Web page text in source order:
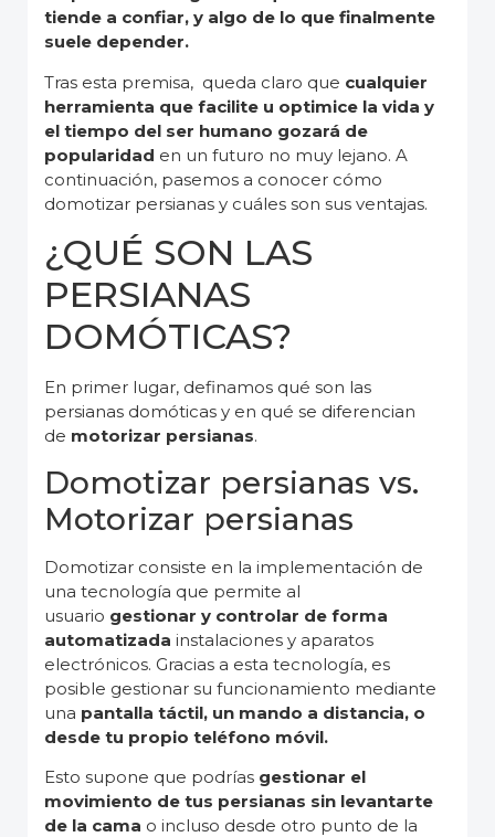
tiende a confiar, y algo de lo que finalmente
suele depender.
Tras esta premisa, queda claro que cualquier
herramienta que facilite u optimice la vida y
el tiempo del ser humano gozará de
popularidad en un futuro no muy lejano. A
continuación, pasemos a conocer cómo
domotizar persianas y cuáles son sus ventajas.
¿QUÉ SON LAS
PERSIANAS
DOMÓTICAS?
En primer lugar, definamos qué son las
persianas domóticas y en qué se diferencian
de motorizar persianas.
Domotizar persianas vs.
Motorizar persianas
Domotizar consiste en la implementación de
una tecnología que permite al
usuario gestionar y controlar de forma
automatizada instalaciones y aparatos
electrónicos. Gracias a esta tecnología, es
posible gestionar su funcionamiento mediante
una pantalla táctil, un mando a distancia, o
desde tu propio teléfono móvil.
Esto supone que podrías gestionar el
movimiento de tus persianas sin levantarte
de la cama o incluso desde otro punto de la